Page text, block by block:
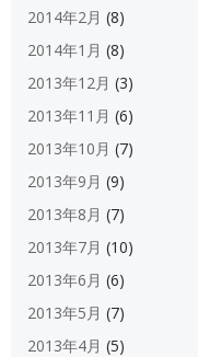
2014年2月 (8)
2014年1月 (8)
2013年12月 (3)
2013年11月 (6)
2013年10月 (7)
2013年9月 (9)
2013年8月 (7)
2013年7月 (10)
2013年6月 (6)
2013年5月 (7)
2013年4月 (5)